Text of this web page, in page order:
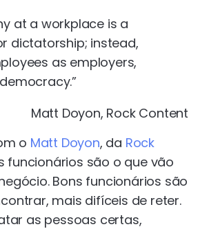
at a workplace is a
dictatorship; instead,
as employers,
Matt Doyon, Rock Content
o Matt Doyon, da Rock
funcionários são o que vão
Bons funcionários são
mais difíceis de reter.
as pessoas certas,